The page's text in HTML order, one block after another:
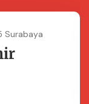
Surabaya